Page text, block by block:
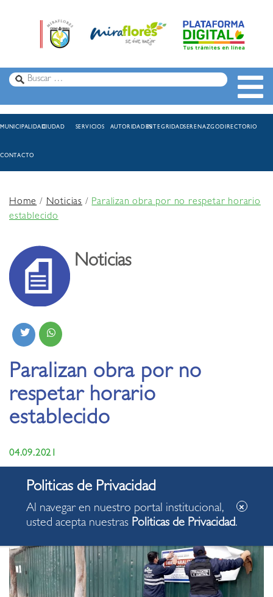
MUNICIPALIDADCIUDAD SERVICIOS AUTORIDADESINTEGRIDADSERENAZGODIRECTORIO
CONTACTO
Home/Noticias /Paralizan obra por no respetar horario
establecido
Noticias
Paralizan obra por no
respetar horario
establecido
04.09.2021
Al navegar en nuestro portal institucional,
usted acepta nuestras Politicas de Privacidad.